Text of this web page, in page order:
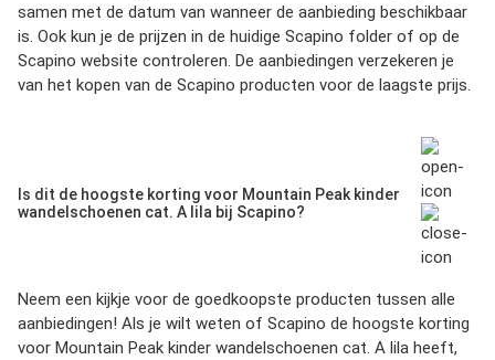
samen met de datum van wanneer de aanbieding beschikbaar
is. Ook kun je de prijzen in de huidige Scapino folder of op de
Scapino website controleren. De aanbiedingen verzekeren je
van het kopen van de Scapino producten voor de laagste prijs.
Is dit de hoogste korting voor Mountain Peak kinder
wandelschoenen cat. A lila bij Scapino?
Neem een kijkje voor de goedkoopste producten tussen alle
aanbiedingen! Als je wilt weten of Scapino de hoogste korting
voor Mountain Peak kinder wandelschoenen cat. A lila heeft,